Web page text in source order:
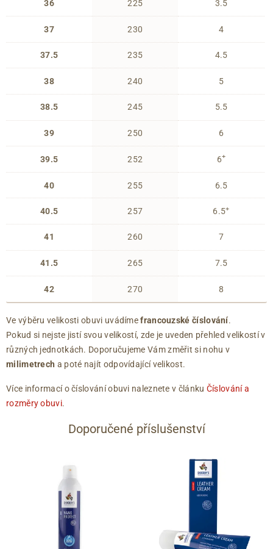
36
37
37.5
38
38.5
39
39.5
40
40.5
41
41.5
42
225
230
235
240
245
250
252
255
257
260
265
270
3.5
4
4.5
5
5.5
6
6+
6.5
6.5+
7
7.5
8
Ve výběru velikosti obuvi uvádímefrancouzské číslování.
Pokud si nejste jistí svou velikostí, zde je uveden přehled velikostí v
různých jednotkách. Doporučujeme Vám změřit si nohu v
milimetrech a poté najít odpovídající velikost.
Více informací o číslování obuvi naleznete v článku Číslování a
rozměry obuvi.
Doporučené příslušenství